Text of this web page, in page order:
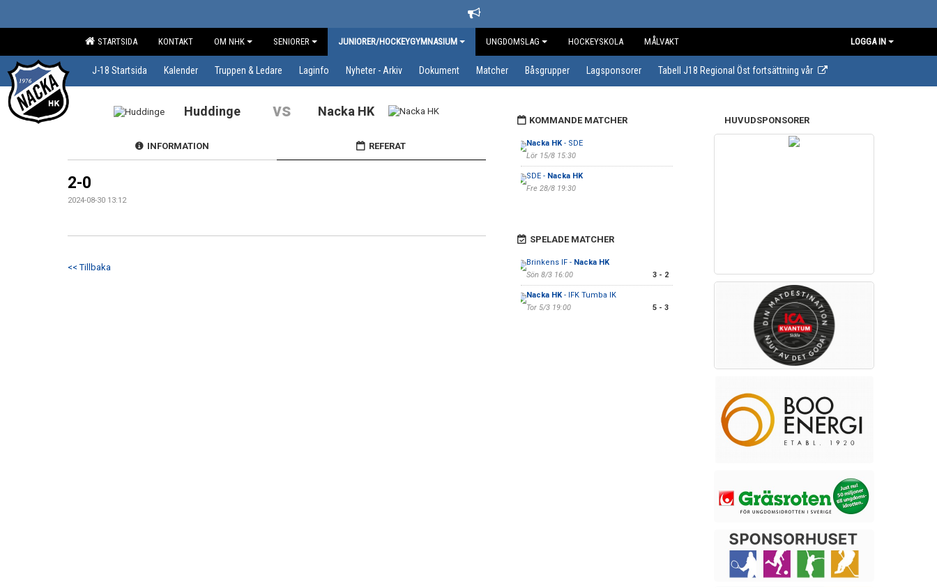
STARTSIDA KONTAKT OM NHK SENIORER JUNIORER/HOCKEYGYMNASIUM UNGDOMSLAG HOCKEYSKOLA MÅLVAKT LOGGA IN
J-18 Startsida Kalender Truppen & Ledare Laginfo Nyheter - Arkiv Dokument Matcher Båsgrupper Lagsponsorer Tabell J18 Regional Öst fortsättning vår
Huddinge vs Nacka HK
INFORMATION REFERAT
2-0
2024-08-30 13:12
<< Tillbaka
KOMMANDE MATCHER
Nacka HK- SDE
Lör 15/8 15:30
SDE - Nacka HK
Fre 28/8 19:30
SPELADE MATCHER
Brinkens IF - Nacka HK
Sön 8/3 16:00
3 - 2
Nacka HK- IFK Tumba IK
Tor 5/3 19:00
5 - 3
HUVUDSPONSORER